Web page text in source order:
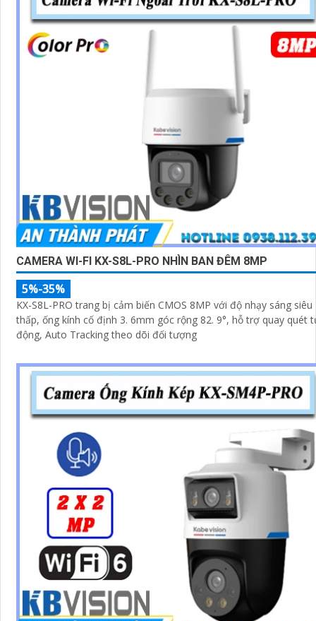
CAMERA WI-FI KX-S8L-PRO NHÌN BAN ĐÊM 8MP
5%-35%
KX-S8L-PRO trang bị cảm biến CMOS 8MP với độ nhạy sáng siêu
thấp, ống kính cố định 3. 6mm góc rộng 82. 9°, hỗ trợ quay quét
động, Auto Tracking theo dõi đối tượng